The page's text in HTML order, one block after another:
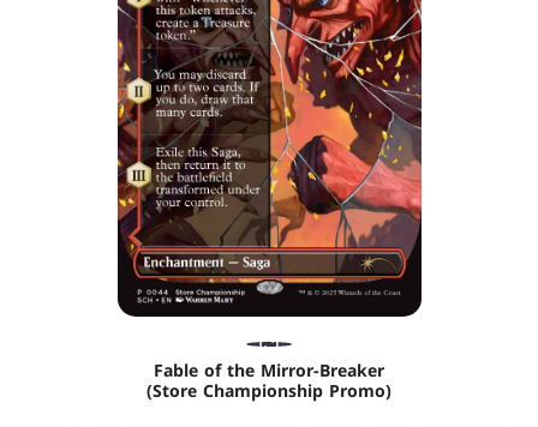
Fable of the Mirror-Breaker
(Store Championship Promo)